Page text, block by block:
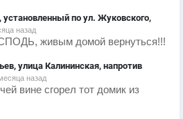
установленный по ул. Жуковского,
назад
живым домой вернуться!!!
улица Калининская, напротив
назад
вине сгорел тот домик из